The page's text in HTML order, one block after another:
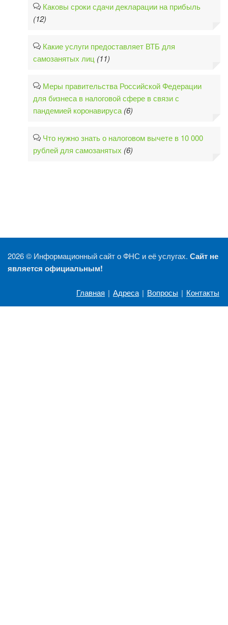
Каковы сроки сдачи декларации на прибыль
(12)
Какие услуги предоставляет ВТБ для
самозанятых лиц (11)
Меры правительства Российской Федерации
для бизнеса в налоговой сфере в связи с
пандемией коронавируса (6)
Что нужно знать о налоговом вычете в 10 000
рублей для самозанятых (6)
2026 © Информационный сайт о ФНС и её услугах. Сайт не
является официальным!
Главная | Адреса | Вопросы | Контакты